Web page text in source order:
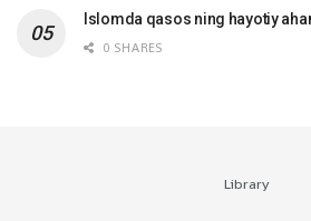
Islomda qasos ning hayotiy
0 SHARES
Library